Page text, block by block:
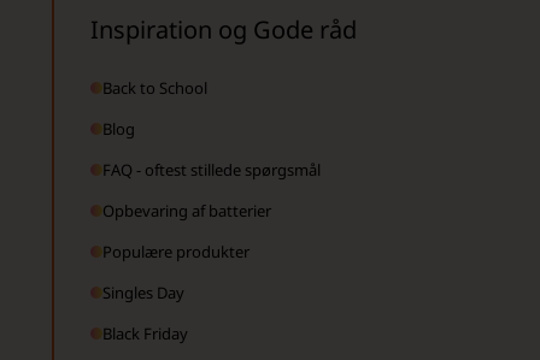
Inspiration og Gode råd
Back to School
Blog
FAQ - oftest stillede spørgsmål
Opbevaring af batterier
Populære produkter
Singles Day
Black Friday